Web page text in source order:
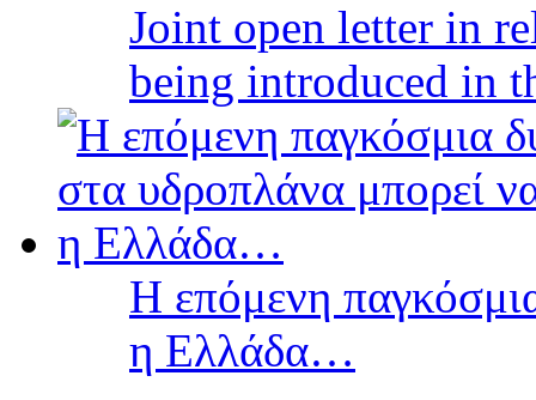
Joint open letter in
being introduced in
Η επόμενη
η Ελλάδα…